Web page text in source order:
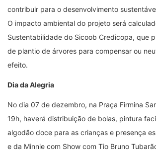
contribuir para o desenvolvimento
O impacto ambiental do projeto será
Sustentabilidade do Sicoob Credicopa, que
de plantio de árvores para compensar ou
efeito.
Dia da Alegria
No dia 07 de dezembro, na Praça Firmina
19h, haverá distribuição de bolas, pintura
algodão doce para as crianças e presença
e da Minnie com Show com Tio Bruno